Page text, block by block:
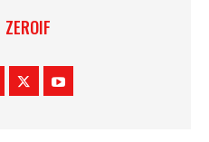
ZEROIF